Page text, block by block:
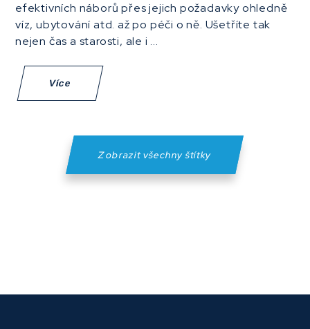
efektivních náborů přes jejich požadavky ohledně
víz, ubytování atd. až po péči o ně. Ušetříte tak
nejen čas a starosti, ale i ...
Více
Zobrazit všechny štítky